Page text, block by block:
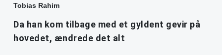
Tobias Rahim
Da han kom tilbage med et gyldent gevir på
hovedet, ændrede det alt